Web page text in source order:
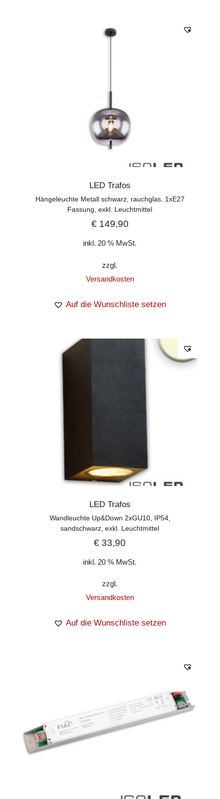
LED Trafos
Hängeleuchte Metall schwarz, rauchglas, 1xE27
Fassung, exkl. Leuchtmittel
€149,90
inkl. 20 % MwSt.
zzgl.
Versandkosten
Auf die Wunschliste setzen
LED Trafos
Wandleuchte Up&Down 2xGU10, IP54,
sandschwarz, exkl. Leuchtmittel
€ 33,90
inkl. 20 % MwSt.
zzgl.
Versandkosten
Auf die Wunschliste setzen